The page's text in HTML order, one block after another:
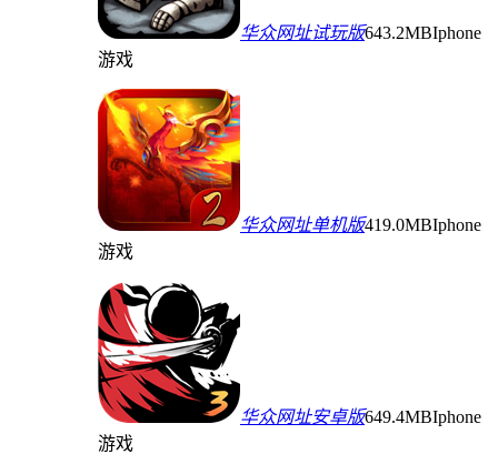
华众网址试玩版643.2MBIphone
游戏
华众网址单机版419.0MBIphone
游戏
华众网址安卓版649.4MBIphone
游戏